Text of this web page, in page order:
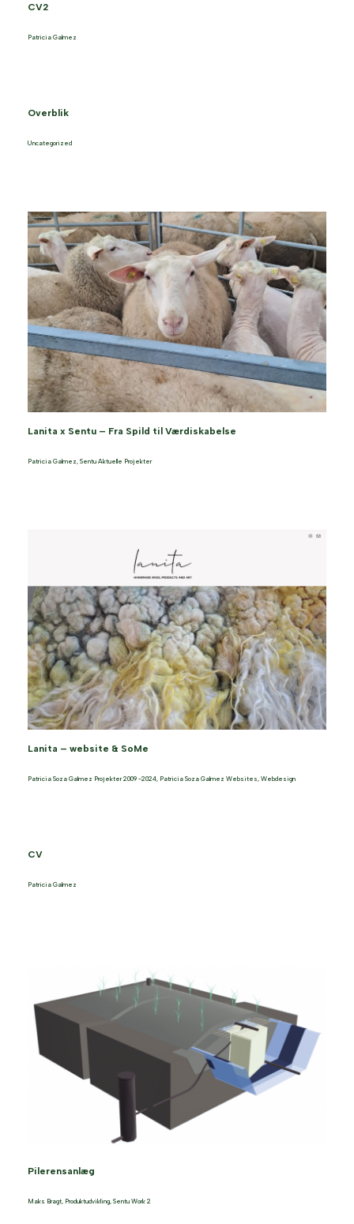
CV2
Patricia Galmez
Overblik
Uncategorized
Lanita x Sentu – Fra Spild til Værdiskabelse
Patricia Galmez, Sentu Aktuelle Projekter
Lanita – website & SoMe
Patricia Soza Galmez Projekter 2009 -2024 Patricia Soza Galmez Websites Webdesign
CV
Patricia Galmez
Pilerensanlæg
Maks Bragt, Produktudvikling, Sentu Work 2